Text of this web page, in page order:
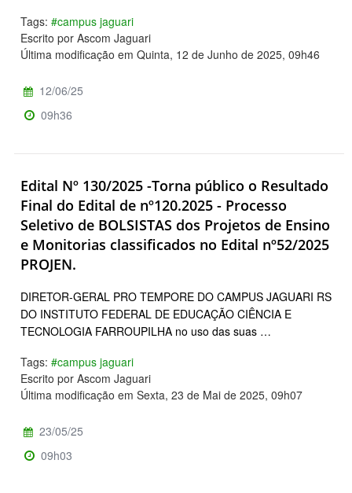
Tags: #campus jaguari
Escrito por Ascom Jaguari
Última modificação em Quinta, 12 de Junho de 2025, 09h46
12/06/25
09h36
Edital Nº 130/2025 -Torna público o Resultado
Final do Edital de nº120.2025 - Processo
Seletivo de BOLSISTAS dos Projetos de Ensino
e Monitorias classificados no Edital nº52/2025
PROJEN.
DIRETOR-GERAL PRO TEMPORE DO CAMPUS JAGUARI RS
DO INSTITUTO FEDERAL DE EDUCAÇÃO CIÊNCIA E
TECNOLOGIA FARROUPILHA no uso das suas …
Tags: #campus jaguari
Escrito por Ascom Jaguari
Última modificação em Sexta, 23 de Mai de 2025, 09h07
23/05/25
09h03